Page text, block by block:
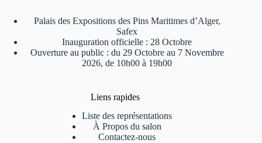
Palais des Expositions des Pins Maritimes d’Alger,
Safex
Inauguration officielle : 28 Octobre
Ouverture au public : du 29 Octobre au 7 Novembre
2026, de 10h00 à 19h00
Liens rapides
Liste des représentations
À Propos du salon
Contactez-nous